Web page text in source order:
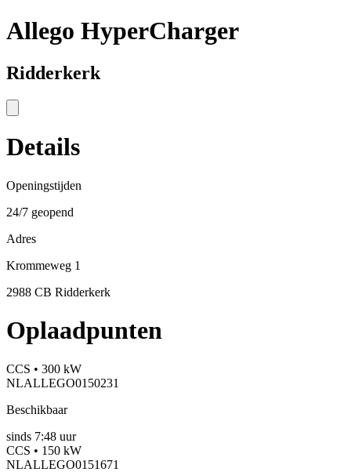
Allego HyperCharger
Ridderkerk
Details
Openingstijden
24/7 geopend
Adres
Krommeweg 1
2988 CB Ridderkerk
Oplaadpunten
CCS • 300 kW
NLALLEGO0150231
Beschikbaar
sinds 7:48 uur
CCS • 150 kW
NLALLEGO0151671